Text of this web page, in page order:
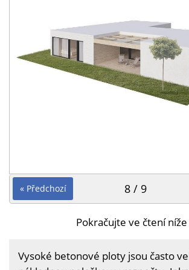
« Předchozí 8 / 9
Pokračujte ve čtení níže
Vysoké betonové ploty jsou často